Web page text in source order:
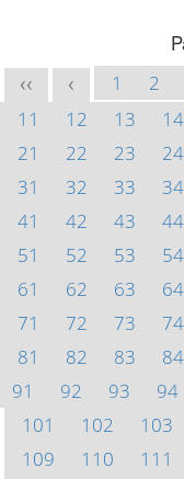
<< < 1 2
11
12 13 14
21
22 23 24
31
32 33 34
41
42 43 44
51
52 53 54
61
62 63 64
71
72 73 74
81
82 83 84
91
92 93 94
101
102 103
109
110 111